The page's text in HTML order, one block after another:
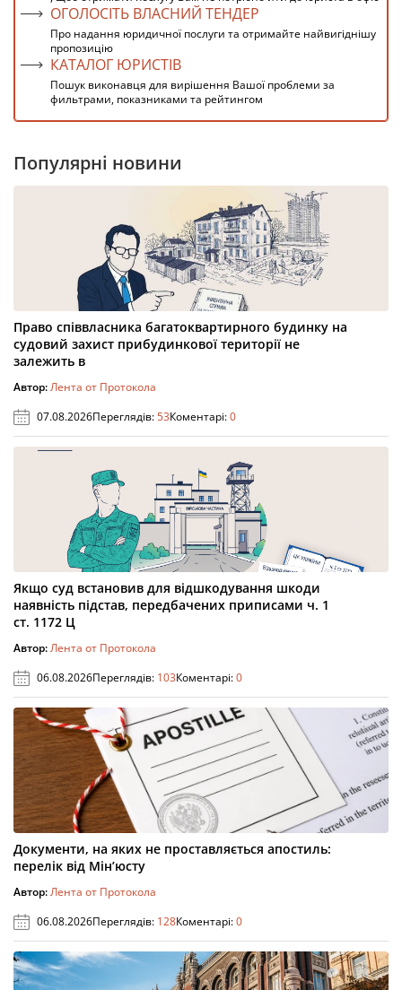
ОГОЛОСІТЬ ВЛАСНИЙ ТЕНДЕР
Про надання юридичної послуги та отримайте найвигіднішу
пропозицію
КАТАЛОГ ЮРИСТІВ
Пошук виконавця для вирішення Вашої проблеми за
фильтрами, показниками та рейтингом
Популярні новини
Право співвласника багатоквартирного будинку на
судовий захист прибудинкової території не
залежить в
Автор:Лента от Протокола
07.08.2026Переглядів:53Коментарі:0
Якщо суд встановив для відшкодування шкоди
наявність підстав, передбачених приписами ч. 1
ст. 1172 Ц
Автор:Лента от Протокола
06.08.2026Переглядів: 103Коментарі:0
Документи, на яких не проставляється апостиль:
перелік від Мін’юсту
Автор:Лента от Протокола
06.08.2026Переглядів: 128Коментарі:0